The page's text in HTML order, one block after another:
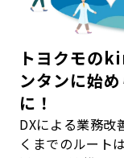
トヨクモの
ンタンに始
に！
DXによる業務改
くまでのルート